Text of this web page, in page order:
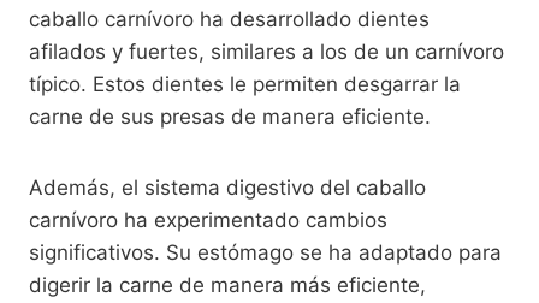
caballo carnívoro ha desarrollado dientes
afilados y fuertes, similares a los de un carnívoro
típico. Estos dientes le permiten desgarrar la
carne de sus presas de manera eficiente.
Además, el sistema digestivo del caballo
carnívoro ha experimentado cambios
significativos. Su estómago se ha adaptado para
digerir la carne de manera más eficiente,